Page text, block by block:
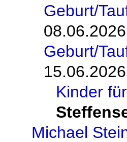
Geburt/
Geburt/
Kinder
Michael